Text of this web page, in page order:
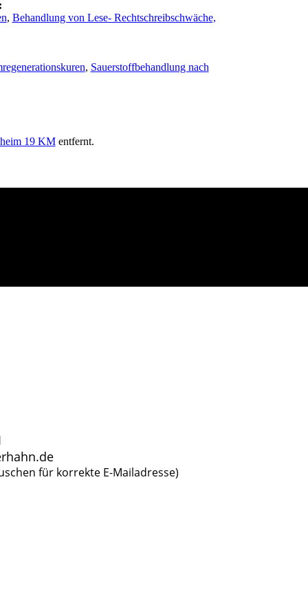
, Behandlung von Lese- Rechtschreibschwäche,
, Sauerstoffbehandlung nach
19 KMentfernt.
für korrekte E-Mailadresse)